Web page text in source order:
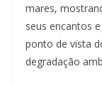
mares,
seus encantos
ponto de vista
degradação